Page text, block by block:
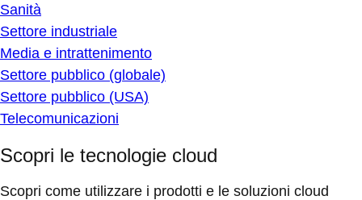
Sanità
Settore industriale
Media e intrattenimento
Settore pubblico (globale)
Settore pubblico (USA)
Telecomunicazioni
Scopri le tecnologie cloud
Scopri come utilizzare i prodotti e le soluzioni cloud